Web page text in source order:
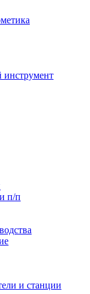
п/п
и станции